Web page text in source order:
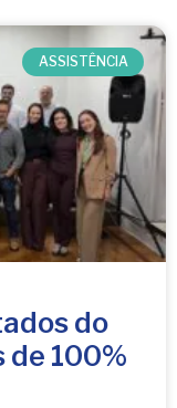
ASSISTÊNCIA
do
de 100%